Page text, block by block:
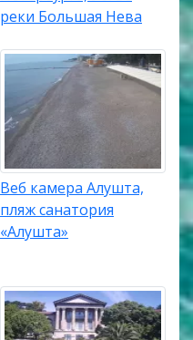
реки Большая Нева
Веб камера Алушта,
пляж санатория
«Алушта»